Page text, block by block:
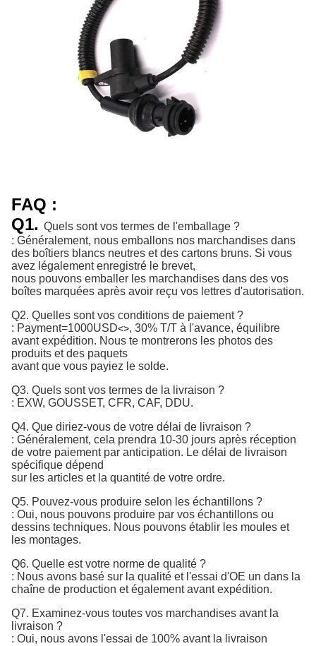
FAQ :
Q1. Quels sont vos termes de l'emballage ?
: Généralement, nous emballons nos marchandises dans
des boîtiers blancs neutres et des cartons bruns. Si vous
avez légalement enregistré le brevet,
nous pouvons emballer les marchandises dans des vos
boîtes marquées après avoir reçu vos lettres d'autorisation.
Q2. Quelles sont vos conditions de paiement ?
: Payment=1000USD<>, 30% T/T à l'avance, équilibre
avant expédition. Nous te montrerons les photos des
produits et des paquets
avant que vous payiez le solde.
Q3. Quels sont vos termes de la livraison ?
: EXW, GOUSSET, CFR, CAF, DDU.
Q4. Que diriez-vous de votre délai de livraison ?
: Généralement, cela prendra 10-30 jours après réception
de votre paiement par anticipation. Le délai de livraison
spécifique dépend
sur les articles et la quantité de votre ordre.
Q5. Pouvez-vous produire selon les échantillons ?
: Oui, nous pouvons produire par vos échantillons ou
dessins techniques. Nous pouvons établir les moules et
les montages.
Q6. Quelle est votre norme de qualité ?
: Nous avons basé sur la qualité et l'essai d'OE un dans la
chaîne de production et également avant expédition.
Q7. Examinez-vous toutes vos marchandises avant la
livraison ?
: Oui, nous avons l'essai de 100% avant la livraison